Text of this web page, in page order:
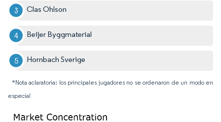
Clas Ohlson
Beijer Byggmaterial
Hornbach Sverige
*Nota aclaratoria: los principales jugadores no se ordenaron de un modo en
especial